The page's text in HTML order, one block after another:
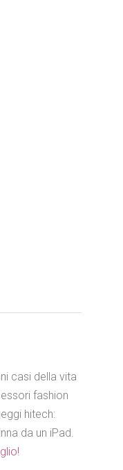
casi della vita
fashion
hitech:
da un iPad.